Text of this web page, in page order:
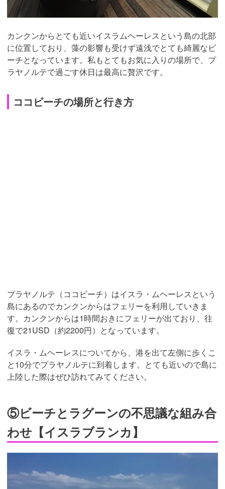
カンクンからとても近いイスラムヘーレスという島の北部
に位置しており、藻の影響も受けず遠浅でとても綺麗なビ
ーチとなっています。私もとてもお気に入りの場所で、プ
ラヤノルテで過ごす休日は最高に贅沢です。
ココビーチの場所と行き方
プラヤノルテ（ココビーチ）はイスラ・ムヘーレスという
島にあるのでカンクンからはフェリーを利用していきま
す。カンクンからは1時間おきにフェリーが出ており、往
復で21USD（約2200円）となっています。
イスラ・ムヘーレスについてから、港を出て左側に歩くこ
と10分でプラヤノルテに到着します。とても近いので島に
上陸した際はぜひ訪れてみてください。
⑤ビーチとラグーンの不思議な組み合
わせ【イスラブランカ】